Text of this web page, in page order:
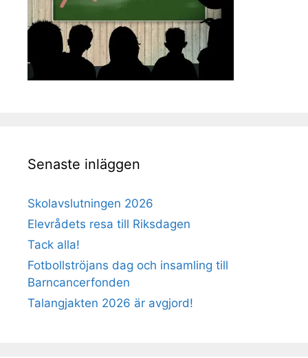
Senaste inläggen
Skolavslutningen 2026
Elevrådets resa till Riksdagen
Tack alla!
Fotbollströjans dag och insamling till
Barncancerfonden
Talangjakten 2026 är avgjord!